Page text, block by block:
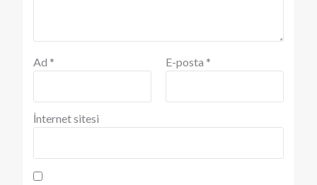
Ad * E-posta *
İnternet sitesi